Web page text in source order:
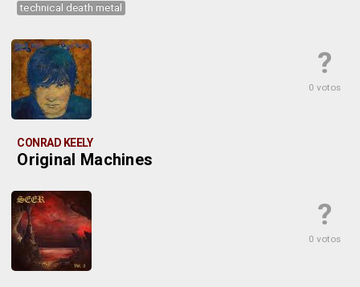
technical death metal
?
0 votos
CONRAD KEELY
Original Machines
?
0 votos